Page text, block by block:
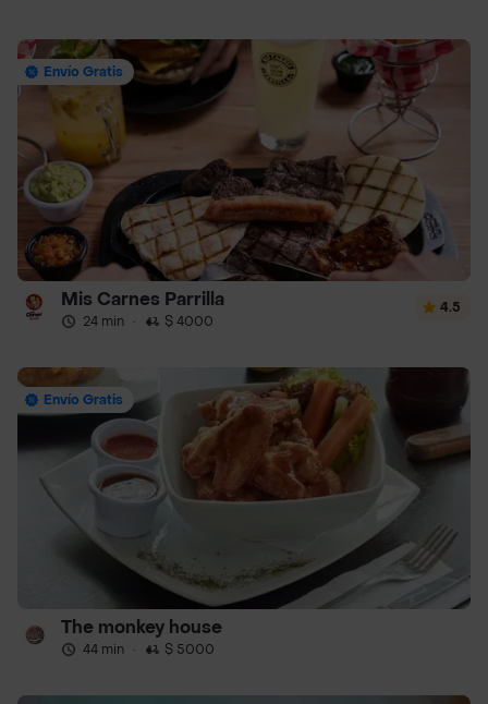
Envío Gratis
Mis Carnes Parrilla
24 min · $ 4000
4.5
Envío Gratis
The monkey house
44 min · $ 5000